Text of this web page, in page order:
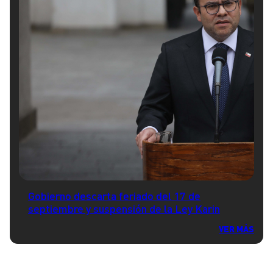
Gobierno descarta feriado del 17 de
septiembre y suspensión de la Ley Karin
VER MÁS